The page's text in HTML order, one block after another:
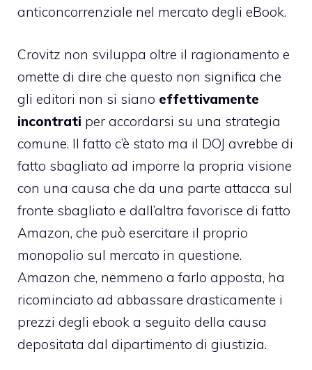
anticoncorrenziale nel mercato degli eBook.
Crovitz non sviluppa oltre il ragionamento e
omette di dire che questo non significa che
gli editori non si siano effettivamente
incontrati per accordarsi su una strategia
comune. Il fatto c’è stato ma il DOJ avrebbe di
fatto sbagliato ad imporre la propria visione
con una causa che da una parte attacca sul
fronte sbagliato e dall’altra favorisce di fatto
Amazon, che può esercitare il proprio
monopolio sul mercato in questione.
Amazon che, nemmeno a farlo apposta, ha
ricominciato ad abbassare drasticamente i
prezzi degli ebook a seguito della causa
depositata dal dipartimento di giustizia.